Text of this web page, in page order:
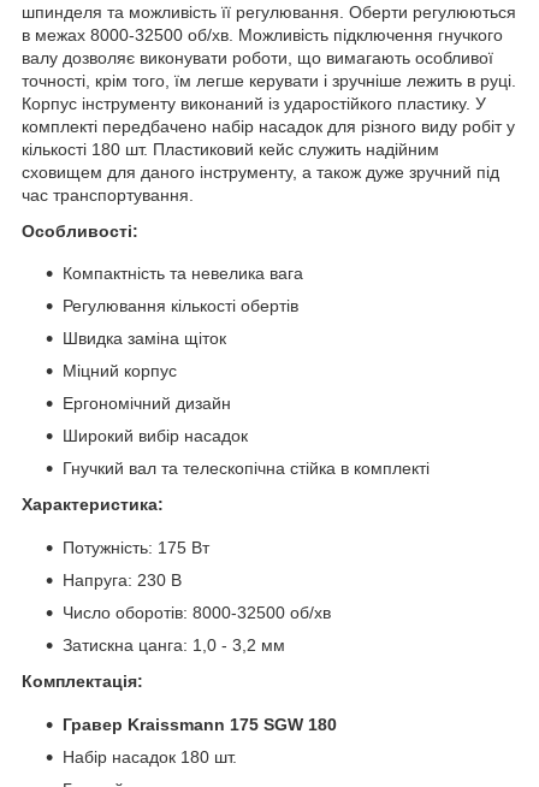
шпинделя та можливість її регулювання. Оберти регулюються
в межах 8000-32500 об/хв. Можливість підключення гнучкого
валу дозволяє виконувати роботи, що вимагають особливої ​​
точності, крім того, їм легше керувати і зручніше лежить в руці.
Корпус інструменту виконаний із ударостійкого пластику. У
комплекті передбачено набір насадок для різного виду робіт у
кількості 180 шт. Пластиковий кейс служить надійним
сховищем для даного інструменту, а також дуже зручний під
час транспортування.
Особливості:
Компактність та невелика вага
Регулювання кількості обертів
Швидка заміна щіток
Міцний корпус
Ергономічний дизайн
Широкий вибір насадок
Гнучкий вал та телескопічна стійка в комплекті
Характеристика:
Потужність: 175 Вт
Напруга: 230 В
Число оборотів: 8000-32500 об/хв
Затискна цанга: 1,0 - 3,2 мм
Комплектація:
Гравер Kraissmann 175 SGW 180
Набір насадок 180 шт.